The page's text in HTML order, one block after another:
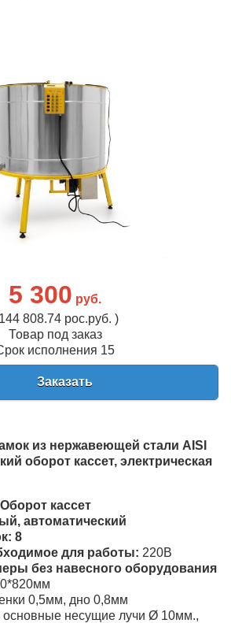
5 300 руб.
808.74 рос.руб. )
Товар под заказ
исполнения 15
Заказать
из нержавеющей стали AISI
оборот кассет, электрическая
кассет
автоматический
8
для работы: 220В
без навесного оборудования
0,5мм, дно 0,8мм
основные несущие лучи Ø 10мм.,